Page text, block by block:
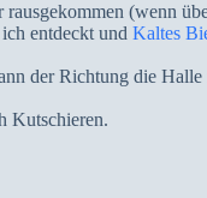
(wenn
entdeckt und Kaltes
der Richtung die
Kutschieren.